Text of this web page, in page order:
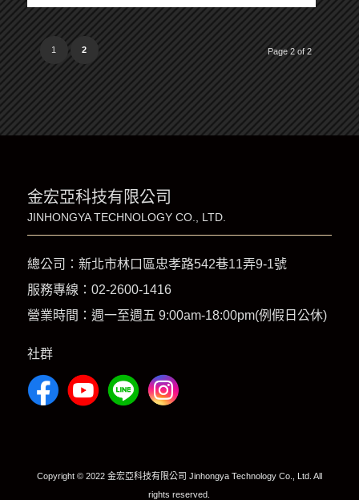
Page 2 of 2
1 2
金宏亞科技有限公司
JINHONGYA TECHNOLOGY CO., LTD.
總公司：新北市林口區忠孝路542巷11弄9-1號
服務專線： 02-2600-1416
營業時間：週一至週五 9:00am-18:00pm(例假日公休)
社群
Copyright © 2022 金宏亞科技有限公司 Jinhongya Technology Co., Ltd. All
rights reserved.